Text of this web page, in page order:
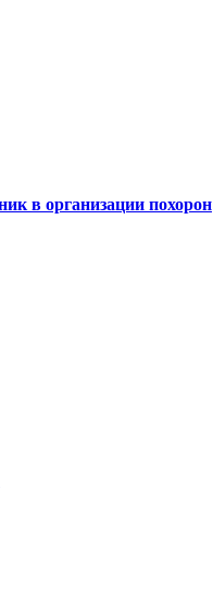
в организации похорон